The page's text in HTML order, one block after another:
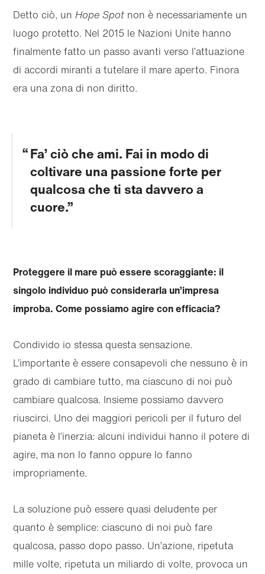
Passa al
contenuto
Passa
al
Detto ciò, unHope Spot non è necessariamente un
luogo protetto. Nel 2015 le Nazioni Unite hanno
finalmente fatto un passo avanti verso l’attuazione
di accordi miranti a tutelare il mare aperto. Finora
era una zona di non diritto.
Fa’ ciò che ami. Fai in modo di
coltivare una passione forte per
qualcosa che ti sta davvero a
cuore.
Proteggere il mare può essere scoraggiante: il
singolo individuo può considerarla un’impresa
improba. Come possiamo agire con efficacia?
Condivido io stessa questa sensazione.
L’importante è essere consapevoli che nessuno è in
grado di cambiare tutto, ma ciascuno di noi può
cambiare qualcosa. Insieme possiamo davvero
riuscirci. Uno dei maggiori pericoli per il futuro del
pianeta è l’inerzia: alcuni individui hanno il potere di
agire, ma non lo fanno oppure lo fanno
impropriamente.
La soluzione può essere quasi deludente per
quanto è semplice: ciascuno di noi può fare
qualcosa, passo dopo passo. Un’azione, ripetuta
mille volte, ripetuta un miliardo di volte, provoca un